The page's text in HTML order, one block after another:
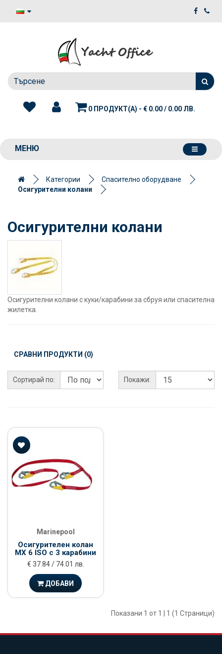
0 ПРОДУКТ(А) - € 0.00 / 0.00 ЛВ.
МЕНЮ
Категории
Спасително оборудване
Осигурителни колани
Осигурителни колани
Осигурителни колани с куки/карабини за сбруя или спасителна
жилетка.
СРАВНИ ПРОДУКТИ (0)
Сортирай по: Покажи:
Marinepool
Осигурителен колан
MX 6 ISO с 3 карабини
€ 37.84 / 74.01 лв.
ДОБАВИ
Показани 1 от 1 | 1 (1 Страници)